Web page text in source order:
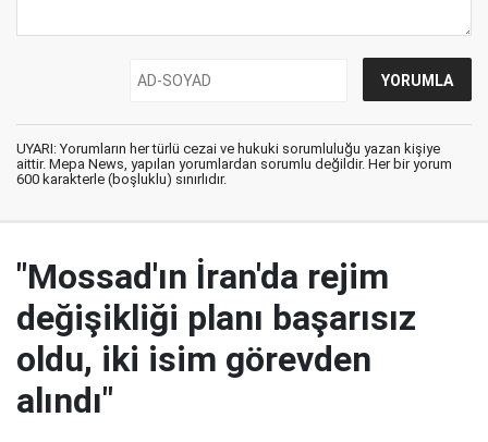
UYARI: Yorumların her türlü cezai ve hukuki sorumluluğu yazan kişiye
aittir. Mepa News, yapılan yorumlardan sorumlu değildir. Her bir yorum
600 karakterle (boşluklu) sınırlıdır.
"Mossad'ın İran'da rejim
değişikliği planı başarısız
oldu, iki isim görevden
alındı"